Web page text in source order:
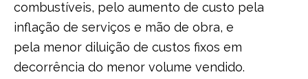
combustíveis, pelo aumento de custo pela
inflação de serviços e mão de obra, e
pela menor diluição de custos fixos em
decorrência do menor volume vendido.